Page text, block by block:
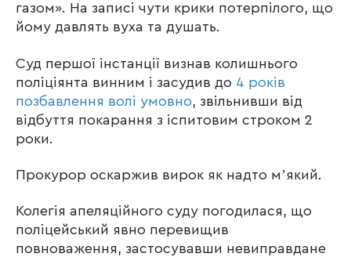
газом». На записі чути крики потерпілого, що
йому давлять вуха та душать.
Суд першої інстанції визнав колишнього
поліціянта винним і засудив до 4 років
позбавлення волі умовно , звільнивши від
відбуття покарання з іспитовим строком 2
роки.
Прокурор оскаржив вирок як надто мʼякий.
Колегія апеляційного суду погодилася, що
поліцейський явно перевищив
повноваження, застосувавши невиправдане